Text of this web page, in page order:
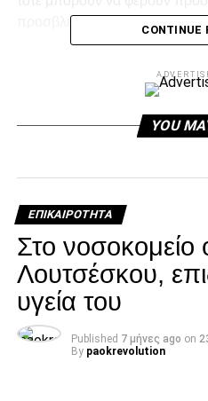
προσβλέπουμε.
στήριξη και ενδυνάμωση του
και η χθεσινή εικόνα του
Χρέος μας είναι η χθεσινή
πείσμα και λύσσα ώστε ο ΠΑΟΚ
πρωταγωνιστής στα παρκέ. Το
μας και ήρθε ο καιρός πλέον
CONTINUE
YOU
ΕΠΙΚΑΙΡΌΤΗΤΑ
Στο νοσοκομείο
Λουτσέσκου,
υγεία του
Published 7 μήνες ago on
By paokrevolution